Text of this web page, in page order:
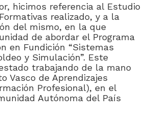
hicimos referencia al Estudio
realizado, y a la
del mismo, en la que
de abordar el Programa
en Fundición “Sistemas
y Simulación”. Este
trabajando de la mano
Vasco de Aprendizajes
Profesional), en el
Autónoma del País